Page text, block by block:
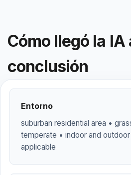
Cómo llegó la IA
conclusión
Entorno
suburban residential area •
temperate • indoor and
applicable